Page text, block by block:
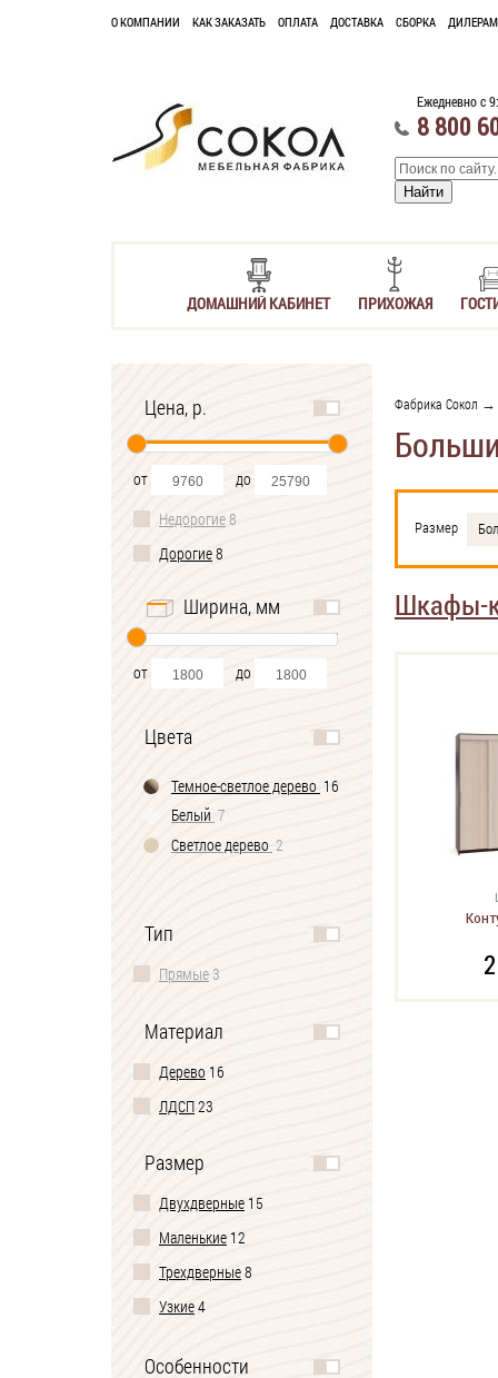
О КОМПАНИИ КАК ЗАКАЗАТЬ ОПЛАТА ДОСТАВКА СБОРКА ДИЛЕРАМ
Ежедневно с
8 800
ДОМАШНИЙ КАБИНЕТ ПРИХОЖАЯ
Цена, р.
от
до
Недорогие8
Дорогие8
Ширина, мм
от до
Цвета
Темное-cветлое дерево 16
Белый 7
Светлое дерево 2
Тип
Прямые3
Материал
Дерево 16
ЛДСП23
Размер
Двухдверные 15
Маленькие 12
Трехдверные8
Узкие4
Особенности
Фабрика Сокол →
Размер
Шкафы-